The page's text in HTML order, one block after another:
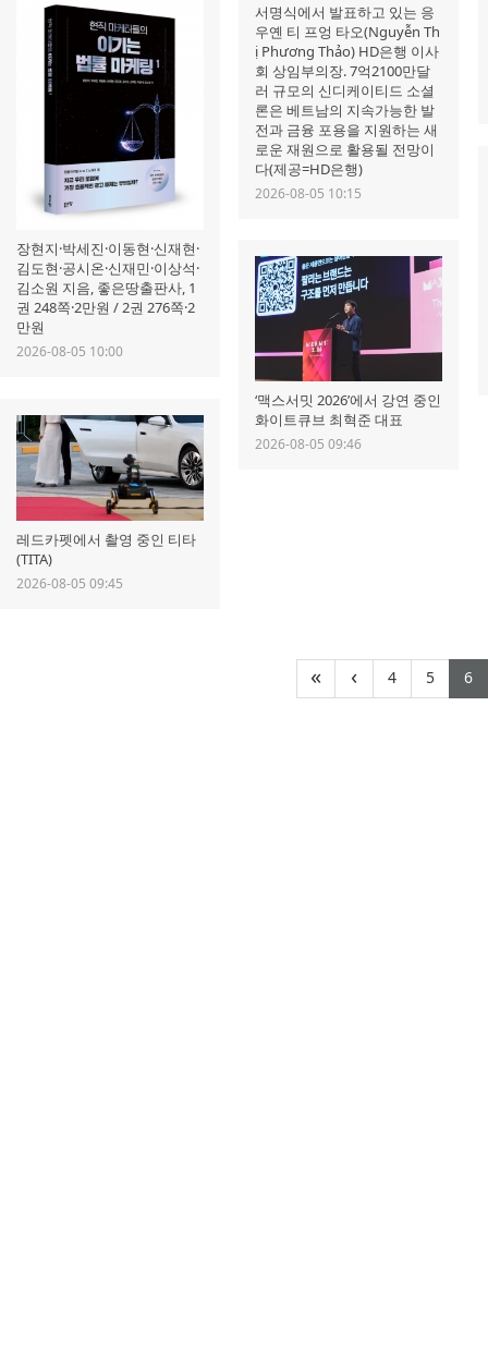
서명식에서 발표하고 있는 응
우옌 티 프엉 타오(Nguyễn Th
ị Phương Thảo) HD은행 이사
회 상임부의장. 7억2100만달
러 규모의 신디케이티드 소셜
론은 베트남의 지속가능한 발
전과 금융 포용을 지원하는 새
로운 재원으로 활용될 전망이
다(제공=HD은행)
2026-08-05 10:15
장현지·박세진·이동현·신재현·
김도현·공시온·신재민·이상석·
김소원 지음, 좋은땅출판사, 1
권 248쪽·2만원 / 2권 276쪽·2
만원
2026-08-05 10:00
‘맥스서밋 2026’에서 강연 중인
화이트큐브 최혁준 대표
2026-08-05 09:46
레드카펫에서 촬영 중인 티타
(TITA)
2026-08-05 09:45
« ‹ 4(current)
5 6